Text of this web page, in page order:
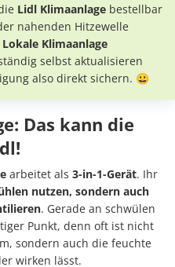
Lidl Klimaanlage bestellbar
nahenden Hitzewelle
Lokale Klimaanlage
selbst aktualisieren
also direkt sichern. 😀
Das kann die
arbeitet als 3-in-1-Gerät. Ihr
nutzen, sondern auch
. Gerade an schwülen
Punkt, denn oft ist nicht
sondern auch die feuchte
wirken lässt.